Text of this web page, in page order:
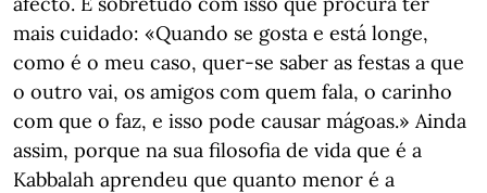
mais cuidado: «Quando se gosta e está longe,
como é o meu caso, quer-se saber as festas a que
o outro vai, os amigos com quem fala, o carinho
com que o faz, e isso pode causar mágoas.» Ainda
assim, porque na sua filosofia de vida que é a
Kabbalah aprendeu que quanto menor é a